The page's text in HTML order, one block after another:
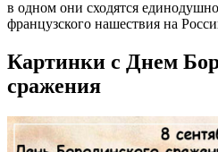
в одном они сходятся
французского нашествия на
Картинки с Днем
сражения